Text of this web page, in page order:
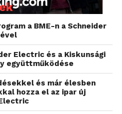
újgenerációs
Hipernet 5, 7, 21 és 42
belföldi böngészést és
a BME-n a Schneider
Electric és a Kiskunsági
együttműködése
és már élesben
hozza el az ipar új